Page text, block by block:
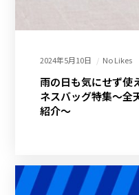
2024年5月10日 No Likes
雨の日も気にせず使
ネスバッグ特集～全
紹介～